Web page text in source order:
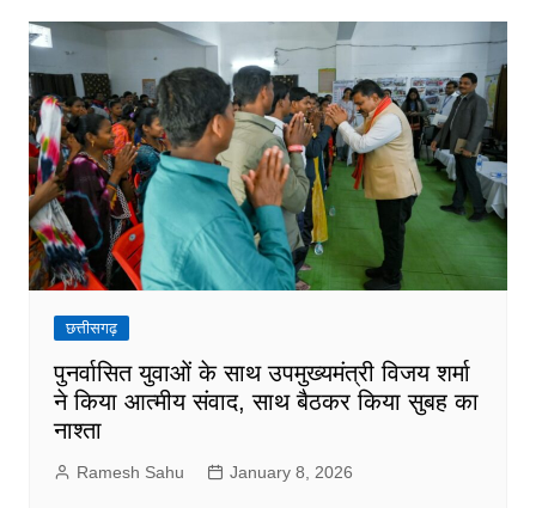
छत्तीसगढ़
पुनर्वासित युवाओं के साथ उपमुख्यमंत्री विजय शर्मा
ने किया आत्मीय संवाद, साथ बैठकर किया सुबह का
नाश्ता
Ramesh Sahu January 8, 2026